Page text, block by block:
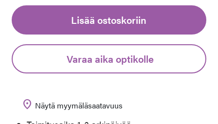
Lisää ostoskoriin
Varaa aika optikolle
location_on Näytä myymäläsaatavuus